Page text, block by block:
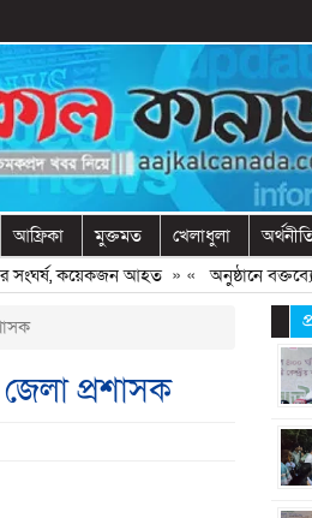
আফ্রিকা মুক্তমত খেলাধুলা
কয়েকজন আহত» «অনুষ্ঠানে বক্তব্যের
প্রশাসক